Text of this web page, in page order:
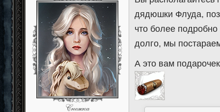
дядюшки Флуда,
что более
долго, мы
А это вам